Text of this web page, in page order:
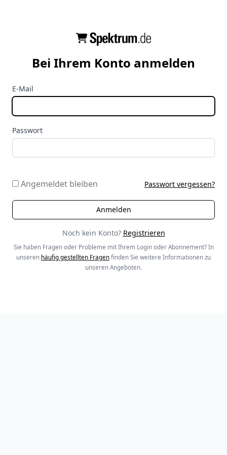
Bei Ihrem Konto anmelden
E-Mail
Passwort
Angemeldet bleiben Passwort vergessen?
Noch kein Konto? Registrieren
Sie haben Fragen oder Probleme mit Ihrem Login oder Abonnement? In
unseren häufig gestellten Fragen finden Sie weitere Informationen zu
unseren Angeboten.